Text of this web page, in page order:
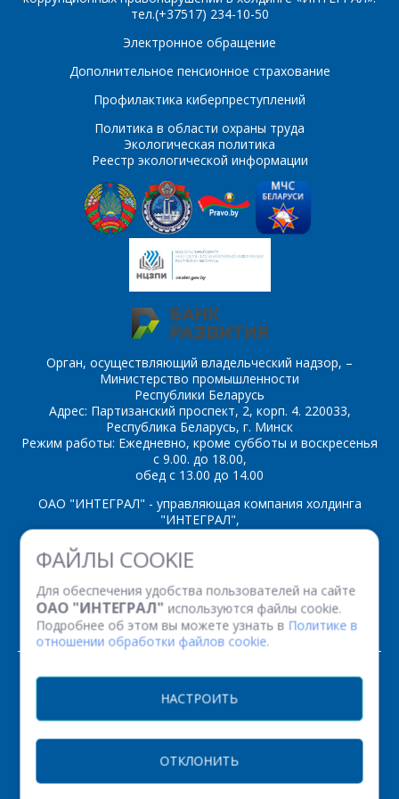
ФАЙЛЫ COOKIE
Для обеспечения удобства пользователей на сайте
ОАО "ИНТЕГРАЛ" используются файлы cookie.
Подробнее об этом вы можете узнать в Политике в
отношении обработки файлов cookie.
НАСТРОИТЬ
ОТКЛОНИТЬ
ПОИСК
тел.(+37517) 234-10-50
Электронное обращение
Дополнительное пенсионное страхование
Профилактика киберпреступлений
Политика в области охраны труда
Экологическая политика
Реестр экологической информации
Орган, осуществляющий владельческий надзор, –
Министерство промышленности
Республики Беларусь
Адрес: Партизанский проспект, 2, корп. 4. 220033,
Республика Беларусь, г. Минск
Режим работы: Ежедневно, кроме субботы и воскресенья
с 9.00. до 18.00,
обед с 13.00 до 14.00
ОАО "ИНТЕГРАЛ" - управляющая компания холдинга
"ИНТЕГРАЛ",
ул. Казинца И.П., д.121А, комната 327, г. Минск, 220108,
Республика Беларусь
Факс: (+375 17) 338 12 94 УНП 100386629
Рег. номер 100386629 от 01.08.2013 г.
© 2026. Все права защищены.
Интересующий товар/
услуга, их количество
*
Комментарий*
*- обязательные
поля
ОТПРАВИТЬ
Интересующий товар/
Сообщение*
Я согласен на
обработку
персональных данных *
*- обязательные
поля
ОТПРАВИТЬ